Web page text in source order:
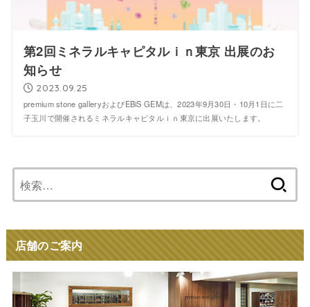
第2回ミネラルキャピタルｉｎ東京 出展のお
知らせ
2023.09.25
premium stone galleryおよびEBiS GEMは、2023年9月30日・10月1日に二
子玉川で開催されるミネラルキャピタルｉｎ東京に出展いたします。
索:
店舗のご案内